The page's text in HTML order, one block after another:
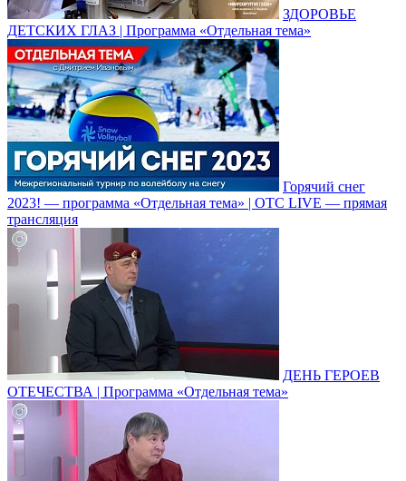
ЗДОРОВЬЕ
ДЕТСКИХ ГЛАЗ | Программа «Отдельная тема»
Горячий снег
2023! — программа «Отдельная тема» | ОТС LIVE — прямая
трансляция
ДЕНЬ ГЕРОЕВ
ОТЕЧЕСТВА | Программа «Отдельная тема»